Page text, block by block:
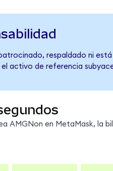
respaldado ni
activo de referencia
AMGNon en MetaMask, la